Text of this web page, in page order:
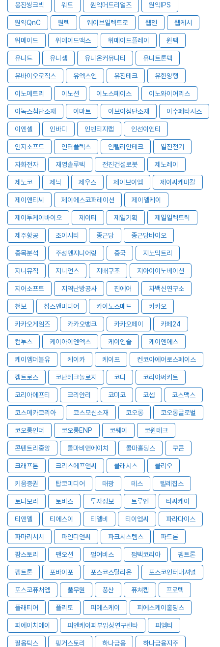
웅진씽크빅 워트 원익머트리얼즈 원익IPS
원익QnC 원텍 웨이브일렉트로 웹젠 웹케시
위메이드 위메이드맥스 위메이드플레이 윈팩
유니드 유니셈 유니온커뮤니티 유니트론텍
유바이오로직스 유엑스엔 유진테크 유한양행
이노메트리 이노션 이노스페이스 이노와이어리스
이녹스첨단소재 이마트 이브이첨단소재 이수페타시스
이엔셀 인바디 인벤티지랩 인선이엔티
인지소프트 인터플렉스 인텔리안테크 일진전기
자화전자 재영솔루텍 전진건설로봇 제노레이
제노코 제닉 제우스 제이브이엠 제이씨케미칼
제이앤티씨 제이에스코퍼레이션 제이엘케이
제이투케이바이오 제이티 제일기획 제일일렉트릭
제주항공 조이시티 종근당 종근당바이오
종목분석 주성엔지니어링 중국 지노믹트리
지니뮤직 지니언스 지배구조 지아이이노베이션
지어소프트 지역난방공사 진에어 차백신연구소
천보 칩스앤미디어 카이노스메드 카카오
카카오게임즈 카카오뱅크 카카오페이 카페24
컴투스 케이아이엔엑스 케이엔솔 케이엔에스
케이엠더블유 케이카 케이프 켄코아에어로스페이스
켐트로스 코난테크놀로지 코디 코리아써키트
코리아에프티 코리안리 코미코 코셈 코스맥스
코스메카코리아 코스모신소재 코오롱 코오롱글로벌
코오롱인더 코오롱ENP 코웨이 코윈테크
콘텐트리중앙 콜마비앤에이치 콜마홀딩스 쿠콘
크래프톤 크리스에프앤씨 클래시스 클리오
키움증권 탑코미디어 태광 테스 텔레칩스
토니모리 토비스 투자정보 트루엔 티씨케이
티앤엘 티에스이 티엘비 티이엠씨 파라다이스
파마리서치 파인디앤씨 파크시스템스 파트론
팜스토리 팬오션 펄어비스 펌텍코리아 펨트론
펩트론 포바이포 포스코스틸리온 포스코인터내셔널
포스코퓨처엠 풀무원 풍산 퓨쳐켐 프로텍
플래티어 플리토 피에스케이 피에스케이홀딩스
피에이치에이 피엔케이피부임상연구센타 피엠티
필옵틱스 핑거스토리 하나금융 하나금융지주